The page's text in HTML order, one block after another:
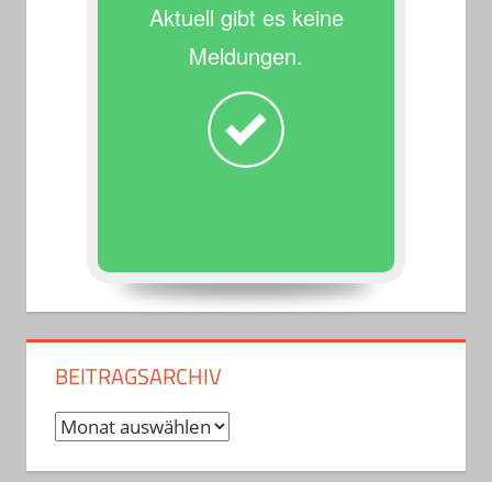
Aktuell gibt es keine
Meldungen.
BEITRAGSARCHIV
Beitragsarchiv